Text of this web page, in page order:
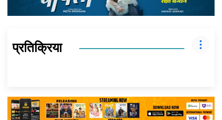
प्रतिक्रिया